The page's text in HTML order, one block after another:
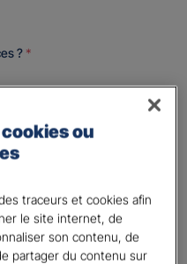
? *
ou
traceurs et cookies afin
le site internet, de
son contenu, de
partager du contenu sur